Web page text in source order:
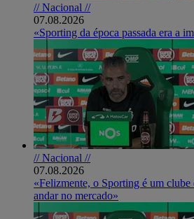
// Nacional //
07.08.2026
«Sporting da época passada era a
// Nacional //
07.08.2026
«Felizmente, o Sporting é um
andar no mercado»